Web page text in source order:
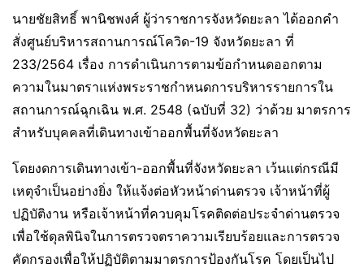
นายชัยสิทธิ์ พานิชพงศ์ ผู้ว่าราชการจังหวัดยะลา ได้ออกคำ
สั่งศูนย์บริหารสถานการณ์โควิด-19 จังหวัดยะลา ที่
233/2564 เรื่อง การดำเนินการตามข้อกำหนดออกตาม
ความในมาตราแห่งพระราชกำหนดการบริหารรายการใน
สถานการณ์ฉุกเฉิน พ.ศ. 2548 (ฉบับที่ 32) ว่าด้วย มาตรการ
สำหรับบุคคลที่เดินทางเข้าออกพื้นที่จังหวัดยะลา
โดยงดการเดินทางเข้า-ออกพื้นที่จังหวัดยะลา เว้นแต่กรณีมี
เหตุจำเป็นอย่างยิ่ง ให้แจ้งต่อหัวหน้าด่านตรวจ เจ้าหน้าที่ผู้
ปฏิบัติงาน หรือเจ้าหน้าที่ควบคุมโรคติดต่อประจำด่านตรวจ
เพื่อใช้ดุลพินิจในการตรวจตราความเรียบร้อยและการตรวจ
คัดกรองเพื่อให้ปฏิบัติตามมาตรการป้องกันโรค โดยเป็นไป